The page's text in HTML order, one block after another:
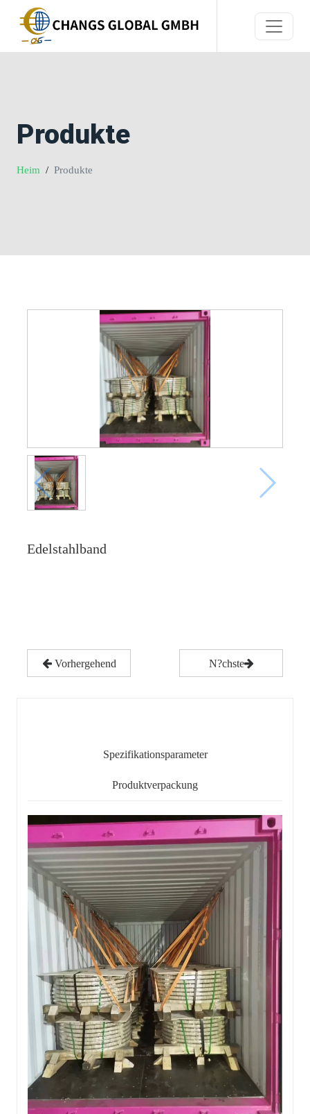
Produkte
Heim Produkte
Edelstahlband
Vorhergehend N?chste
Spezifikationsparameter
Produktverpackung